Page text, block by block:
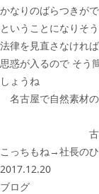
かなりのばらつきが
ということになりそ
法律を見直さなけれ
思惑が入るので そう
しょうね
名古屋で自然素材
古橋
こっちもね→社長の
2017.12.20
ブログ